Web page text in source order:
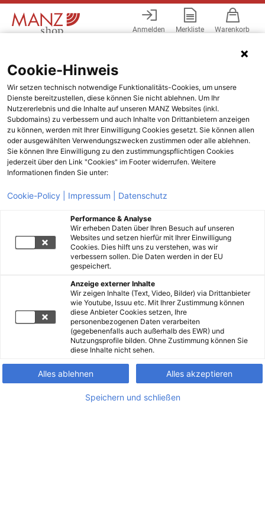
Anmelden Merkliste Warenkorb
Home
Keine Ergebnisse gefunden
Ihre Suche lieferte leider keine Ergebnisse. Bitte überprüfen Sie Ihren
Suchbegriff und versuchen Sie es erneut.
Cookie-Hinweis
Wir setzen technisch notwendige Funktionalitäts-Cookies, um unsere
Dienste bereitzustellen, diese können Sie nicht ablehnen. Um Ihr
Nutzererlebnis und die Inhalte auf unseren MANZ Websites (inkl.
Subdomains) zu verbessern und auch Inhalte von Drittanbietern anzeigen
zu können, werden mit Ihrer Einwilligung Cookies gesetzt. Sie können allen
oder ausgewählten Verwendungszwecken zustimmen oder alle ablehnen.
Sie können Ihre Einwilligung zu den zustimmungspflichtigen Cookies
jederzeit über den Link "Cookies" im Footer widerrufen. Weitere
Informationen finden Sie unter:
Cookie-Policy | Impressum | Datenschutz
Performance & Analyse
Wir erheben Daten über Ihren Besuch auf unseren
Websites und setzen hierfür mit Ihrer Einwilligung
Cookies. Dies hilft uns zu verstehen, was wir
verbessern sollen. Die Daten werden in der EU
gespeichert.
Anzeige externer Inhalte
Wir zeigen Inhalte (Text, Video, Bilder) via Drittanbieter
wie Youtube, Issuu etc. Mit Ihrer Zustimmung können
diese Anbieter Cookies setzen, Ihre
personenbezogenen Daten verarbeiten
(gegebenenfalls auch außerhalb des EWR) und
Nutzungsprofile bilden. Ohne Zustimmung können Sie
diese Inhalte nicht sehen.
Alles ablehnen Alles akzeptieren
Speichern und schließen